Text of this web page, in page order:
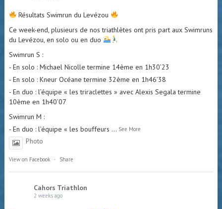
Résultats Swimrun du Levézou
Ce week-end, plusieurs de nos triathlètes ont pris part aux Swimruns
du Levézou, en solo ou en duo
Swimrun S :
- En solo : Michael Nicolle termine 14ème en 1h30’23
- En solo : Kneur Océane termine 32ème en 1h46’38
- En duo : l’équipe « les triraclettes » avec Alexis Segala termine
10ème en 1h40’07
Swimrun M :
- En duo : l’équipe « les bouffeurs ... See More
Photo
View on Facebook · Share
Cahors Triathlon
2 weeks ago